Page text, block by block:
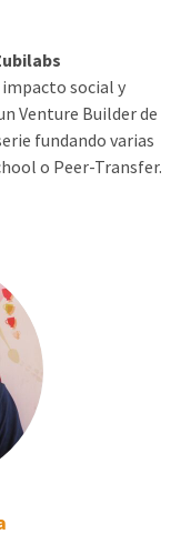
impacto social y
Venture Builder de
fundando varias
o Peer-Transfer.